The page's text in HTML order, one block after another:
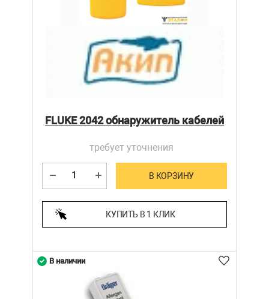
FLUKE 2042 обнаружитель кабелей
требует уточнения
В КОРЗИНУ
КУПИТЬ В 1 КЛИК
В наличии